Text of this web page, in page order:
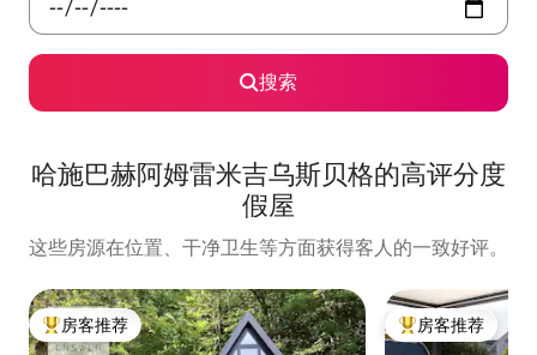
搜索
哈施巴赫阿姆雷米吉乌斯贝格的高评分度
假屋
这些房源在位置、干净卫生等方面获得客人的一致好评。
热门「房客推荐」
房客推荐 热门「房客推荐」
房客推荐